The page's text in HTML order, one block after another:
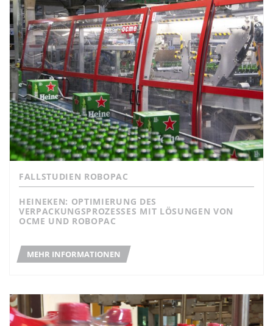
FALLSTUDIEN ROBOPAC
HEINEKEN: OPTIMIERUNG DES
VERPACKUNGSPROZESSES MIT LÖSUNGEN VON
OCME UND ROBOPAC
MEHR INFORMATIONEN